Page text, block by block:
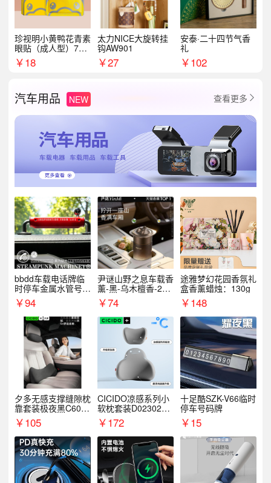
珍视明小黄鸭花青素
眼贴（成人型）7对/
盒
￥18
太力NICE大旋转挂
钩AW901
￥27
安泰·二十四节气香
礼
￥102
汽车用品 NEW 查看更多 
bbdd车载电话牌临
时停车金属水管号码
牌可隐藏创意趣味
￥94
尹谜山野之息车载香
薰-黑-乌木檀香-200
g￥74
途雅梦幻花园香氛礼
盒香薰蜡烛：130g
￥148
夕多无感支撑缝隙枕
靠套装极夜黑C6003
+C6004
￥105
CICIDO凉感系列小
软枕套装D023021+
D033031
￥172
十足酷SZK-V66临时
停车号码牌
￥15